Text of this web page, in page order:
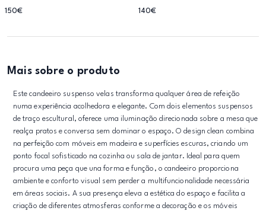
150€ 140€
Mais sobre o produto
Este candeeiro suspenso velas transforma qualquer área de refeição
numa experiência acolhedora e elegante. Com dois elementos suspensos
de traço escultural, oferece uma iluminação direcionada sobre a mesa que
realça pratos e conversa sem dominar o espaço. O design clean combina
na perfeição com móveis em madeira e superfícies escuras, criando um
ponto focal sofisticado na cozinha ou sala de jantar. Ideal para quem
procura uma peça que una forma e função, o candeeiro proporciona
ambiente e conforto visual sem perder a multifuncionalidade necessária
em áreas sociais. A sua presença eleva a estética do espaço e facilita a
criação de diferentes atmosferas conforme a decoração e os móveis